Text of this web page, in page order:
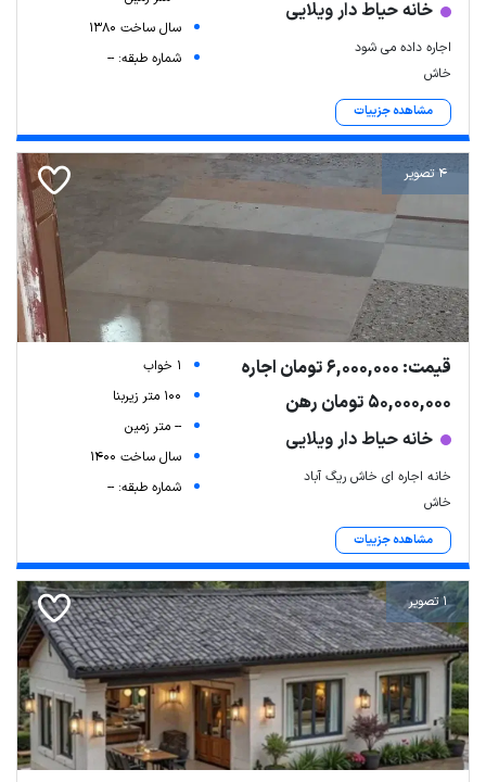
| Map data ©ariamarz.com
خانه حیاط دار ویلایی
اجاره داده می شود
خاش
مشاهده جزییات
سال ساخت 1380
شماره طبقه: --
4 تصویر
قیمت: 6,000,000 تومان اجاره
50,000,000 تومان رهن
خانه حیاط دار ویلایی
خانه اجاره ای خاش ریگ آباد
خاش
مشاهده جزییات
1 خواب
100 متر زیربنا
-- متر زمین
سال ساخت 1400
شماره طبقه: --
1 تصویر